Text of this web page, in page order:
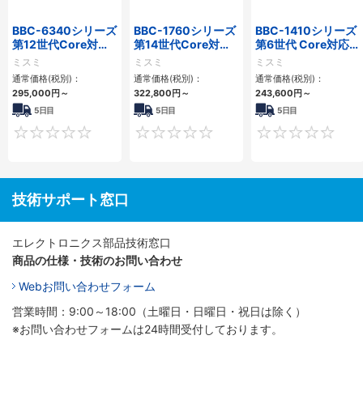
BBC-6340シリーズ
第12世代Core対応
小型フロアマウント
PC2PCI/2PCIe
ミスミ
通常価格(税別)：
295,000円～
5日目
0
BBC-1760シリーズ
第14世代Core対応
小型フロアマウント
3PCIe
ミスミ
通常価格(税別)：
322,800円～
5日目
0
BBC-1410シリーズ
第6世代 Core対応フ
ロアマウントFAPC
3PCI・3PCIe
ミスミ
通常価格(税別)：
243,600円～
5日目
技術サポート窓口
エレクトロニクス部品技術窓口
商品の仕様・技術のお問い合わせ
Webお問い合わせフォーム
営業時間：9:00～18:00（土曜日・日曜日・祝日は除く）
※お問い合わせフォームは24時間受付しております。